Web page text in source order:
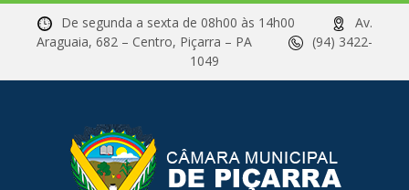
De segunda a sexta de 08h00 às 14h00
Av.
Araguaia, 682 – Centro, Piçarra – PA
(94) 3422-
1049